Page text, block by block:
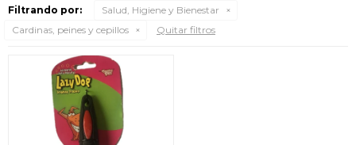
Filtrando por:
Salud, Higiene y Bienestar
Cardinas, peines y cepillos
Quitar filtros